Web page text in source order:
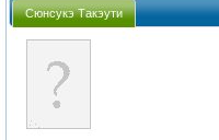
Сюнсукэ Такэути